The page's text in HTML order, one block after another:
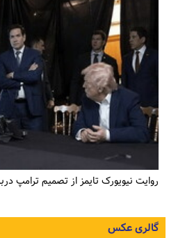
روایت نیویورک تایمز از تصمیم ترامپ
گالری عکس